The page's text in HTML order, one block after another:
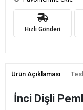
Hızlı Gönderi
Ürün Açıklaması
İnci Dişli